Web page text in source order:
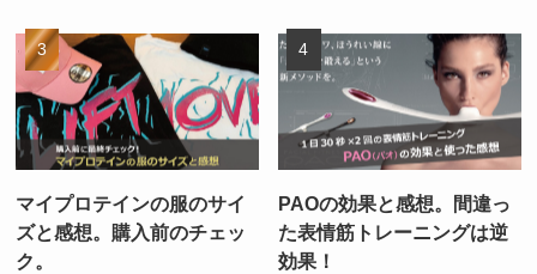
マイプロテインの服のサイ
ズと感想。購入前のチェッ
ク。
PAOの効果と感想。間違っ
た表情筋トレーニングは逆
効果！